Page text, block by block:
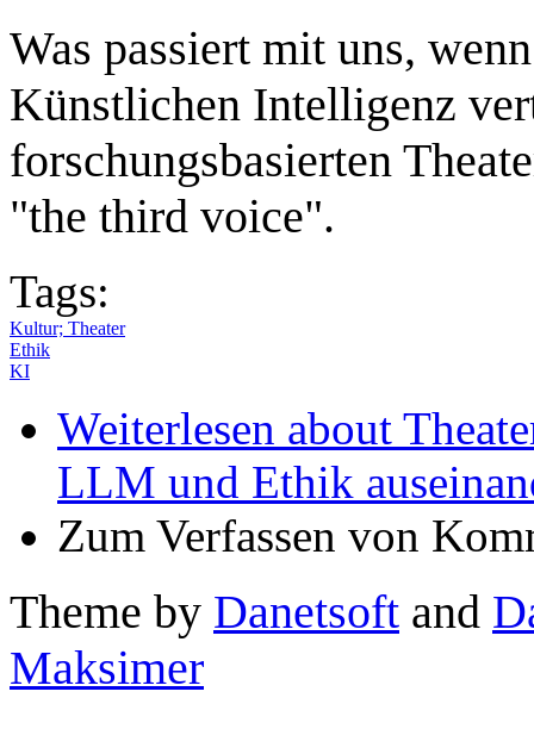
Was passiert mit uns,
Künstlichen Intelligenz
forschungsbasierten
"the third voice".
Tags:
Kultur; Theater
Ethik
KI
Weiterlesen about
LLM und Ethik
Zum Verfassen von
Theme by Danetsoft and
Maksimer